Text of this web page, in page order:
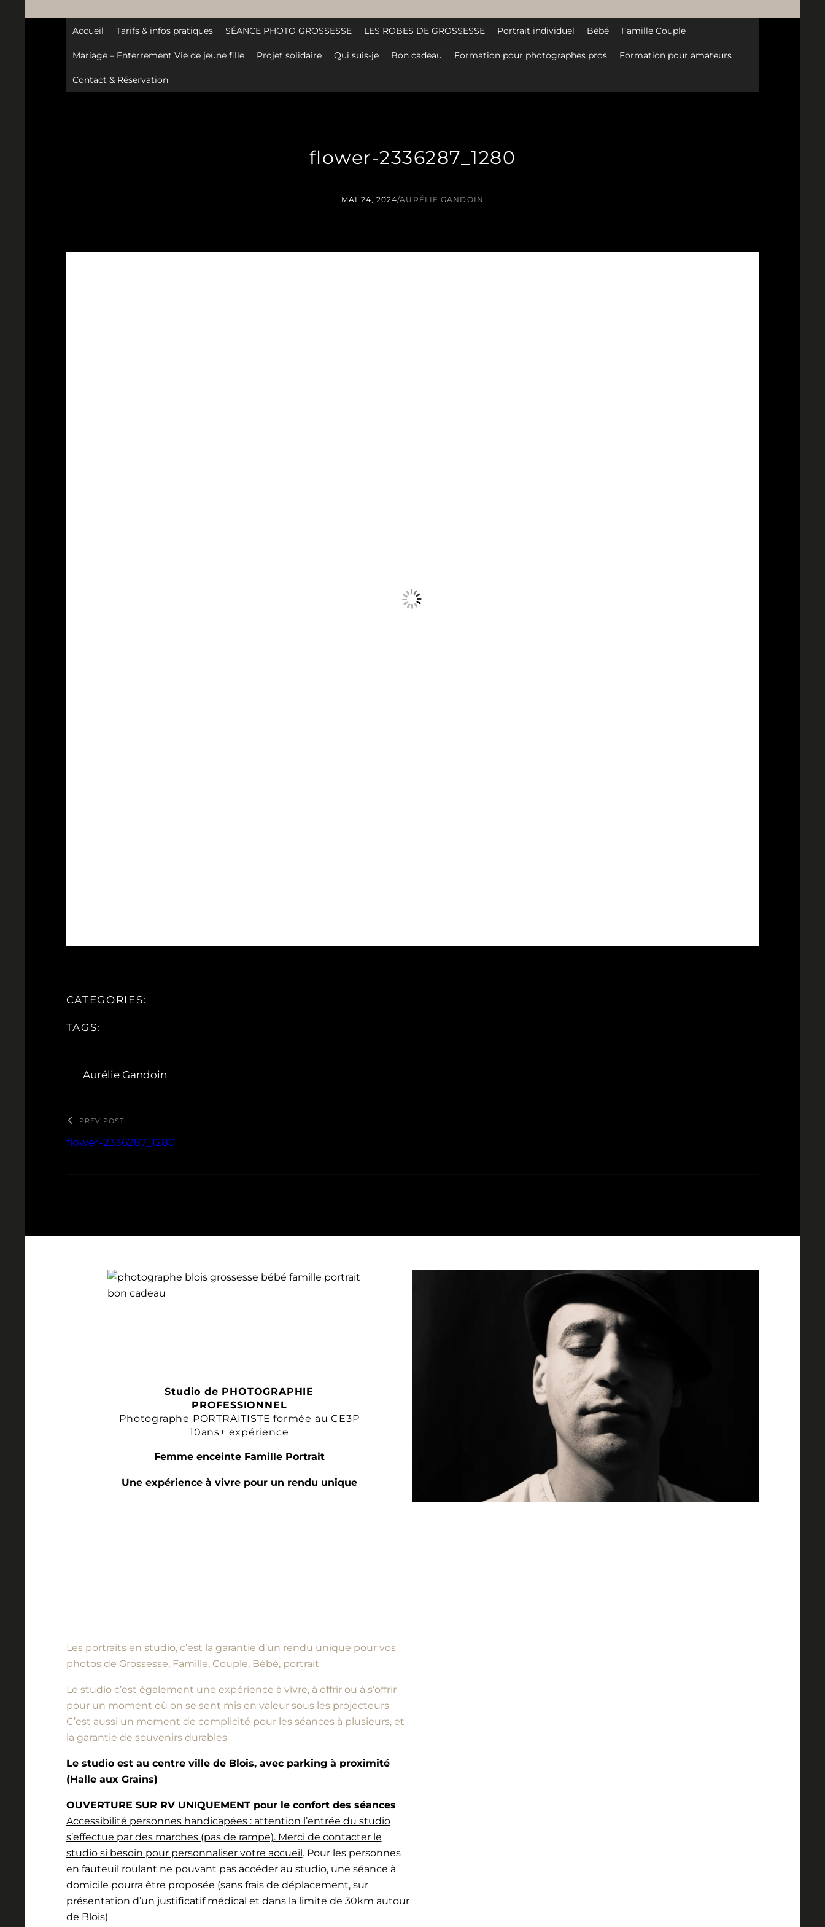
Accueil Tarifs & infos pratiques SÉANCE PHOTO GROSSESSE LES ROBES DE GROSSESSE Portrait individuel Bébé Famille Couple
Mariage – Enterrement Vie de jeune fille Projet solidaire Qui suis-je Bon cadeau Formation pour photographes pros Formation pour amateurs
Contact & Réservation
flower-2336287_1280
MAI 24, 2024/AURÉLIE GANDOIN
CATEGORIES:
TAGS:
Aurélie Gandoin
PREV POST
flower-2336287_1280
Studio de PHOTOGRAPHIE
PROFESSIONNEL
Photographe PORTRAITISTE formée au CE3P
10ans+ expérience
Femme enceinte Famille Portrait
Une expérience à vivre pour un rendu unique
Les portraits en studio, c’est la garantie d’un rendu unique pour vos
photos de Grossesse, Famille, Couple, Bébé, portrait
Le studio c’est également une expérience à vivre, à offrir ou à s’offrir
pour un moment où on se sent mis en valeur sous les projecteurs
C’est aussi un moment de complicité pour les séances à plusieurs, et
la garantie de souvenirs durables
Le studio est au centre ville de Blois, avec parking à proximité
(Halle aux Grains)
OUVERTURE SUR RV UNIQUEMENT pour le confort des séances
Accessibilité personnes handicapées : attention l’entrée du studio
s’effectue par des marches (pas de rampe). Merci de contacter le
studio si besoin pour personnaliser votre accueil. Pour les personnes
en fauteuil roulant ne pouvant pas accéder au studio, une séance à
domicile pourra être proposée (sans frais de déplacement, sur
présentation d’un justificatif médical et dans la limite de 30km autour
de Blois)